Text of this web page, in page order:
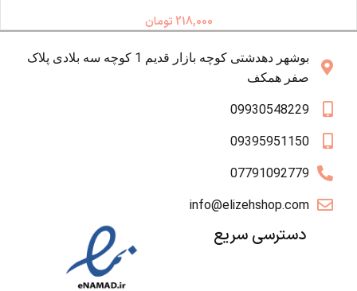
218,000 تومان
بوشهر دهدشتی کوچه بازار قدیم 1 کوچه سه بلادی پلاک
صفر همکف
09930548229
09395951150
07791092779
info@elizehshop.com
دسترسی سریع